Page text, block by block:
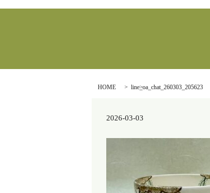
HOME line_oa_chat_260303_205623
2026-03-03